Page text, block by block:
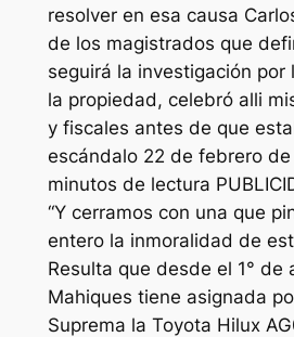
“Y cerramos con una que
entero la inmoralidad de
Resulta que desde el 1° de
Mahiques tiene asignada
Suprema la Toyota Hilux